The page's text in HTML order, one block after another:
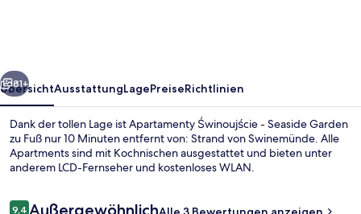
Weiter
81+
ÜbersichtAusstattungLagePreiseRichtlinien
Dank der tollen Lage ist Apartamenty Świnoujście - Seaside Garden
zu Fuß nur 10 Minuten entfernt von: Strand von Swinemünde. Alle
Apartments sind mit Kochnischen ausgestattet und bieten unter
anderem LCD-Fernseher und kostenloses WLAN.
Bewertungen
9,4 Außergewöhnlich